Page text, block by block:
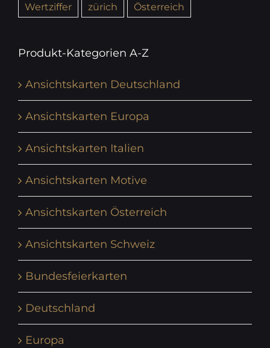
Wertziffer
zürich Österreich
Produkt-Kategorien A-Z
Ansichtskarten Deutschland
Ansichtskarten Europa
Ansichtskarten Italien
Ansichtskarten Motive
Ansichtskarten Österreich
Ansichtskarten Schweiz
Bundesfeierkarten
Deutschland
Europa